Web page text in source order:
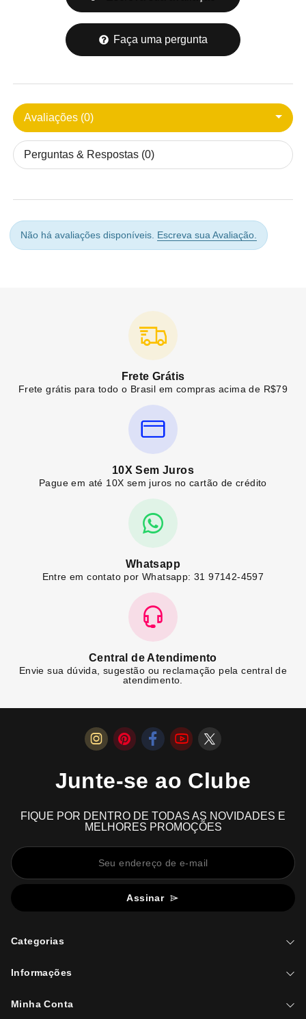
Faça uma pergunta
Avaliações (0)
Perguntas & Respostas (0)
Não há avaliações disponíveis. Escreva sua Avaliação.
Frete Grátis
Frete grátis para todo o Brasil em compras acima de R$79
10X Sem Juros
Pague em até 10X sem juros no cartão de crédito
Whatsapp
Entre em contato por Whatsapp: 31 97142-4597
Central de Atendimento
Envie sua dúvida, sugestão ou reclamação pela central de
atendimento.
Junte-se ao Clube
FIQUE POR DENTRO DE TODAS AS NOVIDADES E
MELHORES PROMOÇÕES
Assinar
Categorias
Informações
Minha Conta